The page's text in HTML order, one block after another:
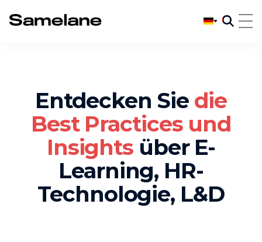
Entdecken Sie die
Best Practices und
Insights über E-
Learning, HR-
Technologie, L&D